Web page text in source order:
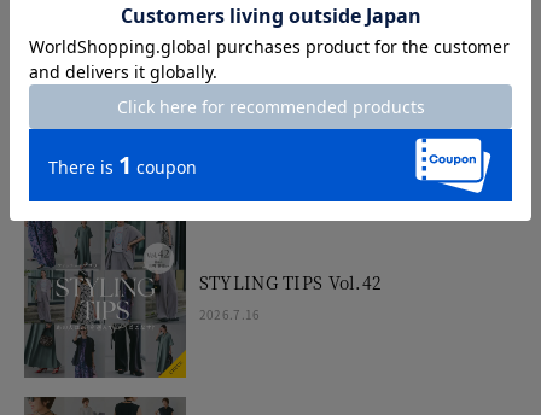
UVスラブワンピ＆カーデ
2026.7.17
STYLING TIPS Vol.42
2026.7.16